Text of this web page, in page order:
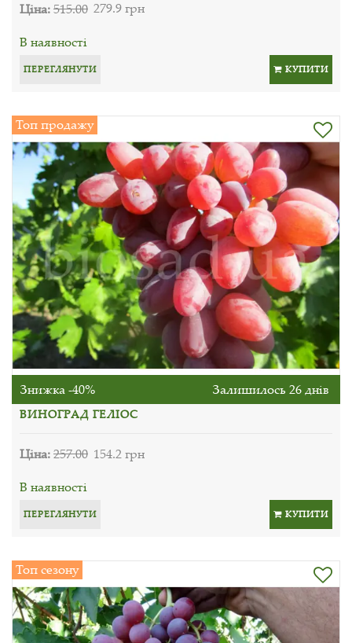
Ціна:515.00 279.9 грн
В наявності
ПЕРЕГЛЯНУТИ КУПИТИ
Топ продажу
Знижка -40% Залишилось 26 днів
ВИНОГРАД ГЕЛІОС
Ціна:257.00 154.2 грн
В наявності
ПЕРЕГЛЯНУТИ КУПИТИ
Топ сезону